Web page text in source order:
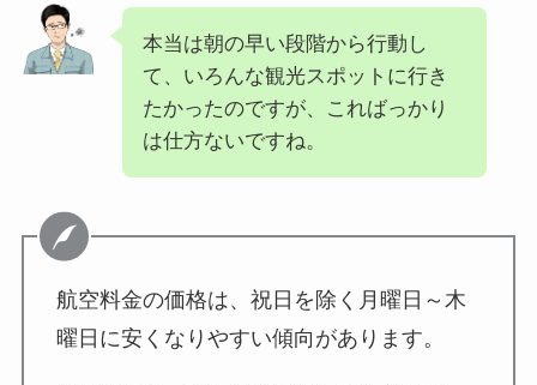
本当は朝の早い段階から行動し
て、いろんな観光スポットに行き
たかったのですが、こればっかり
は仕方ないですね。
航空料金の価格は、祝日を除く月曜日～木
曜日に安くなりやすい傾向があります。